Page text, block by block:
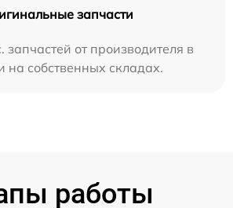
запчасти
запчастей от производителя в
на собственных складах.
работы